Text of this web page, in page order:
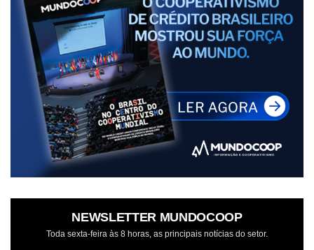
NEWSLETTER MUNDOCOOP
Toda sexta-feira às 8 horas, as principais notícias do setor.